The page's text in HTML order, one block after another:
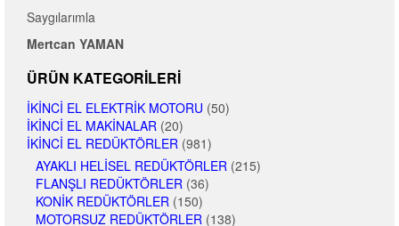
Saygılarımla
Mertcan YAMAN
ÜRÜN KATEGORILERI
İKINCI EL ELEKTRIK MOTORU (50)
İKINCI EL MAKINALAR (20)
İKINCI EL REDÜKTÖRLER (981)
AYAKLI HELISEL REDÜKTÖRLER (215)
FLANŞLI REDÜKTÖRLER (36)
KONIK REDÜKTÖRLER (150)
MOTORSUZ REDÜKTÖRLER (138)